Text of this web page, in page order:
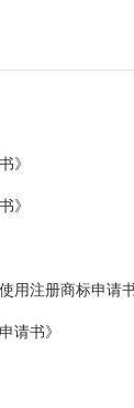
》
》
用注册商标申请书
请书》